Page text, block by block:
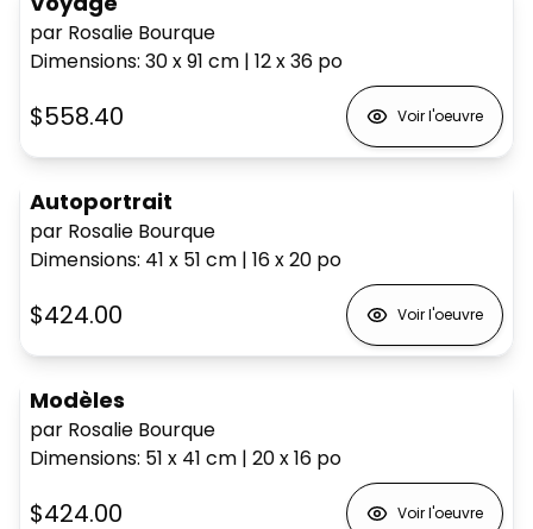
par Rosalie Bourque
Dimensions: 30 x 91 cm | 12 x 36 po
$558.40 Voir l'oeuvre
Autoportrait
par Rosalie Bourque
Dimensions: 41 x 51 cm | 16 x 20 po
$424.00 Voir l'oeuvre
Modèles
par Rosalie Bourque
Dimensions: 51 x 41 cm | 20 x 16 po
$424.00 Voir l'oeuvre